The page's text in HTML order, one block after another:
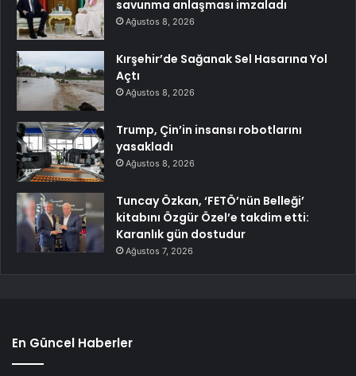
savunma anlaşması imzaladı
Ağustos 8, 2026
Kırşehir’de Sağanak Sel Hasarına Yol
Açtı
Ağustos 8, 2026
Trump, Çin’in insansı robotlarını
yasakladı
Ağustos 8, 2026
Tuncay Özkan, ‘FETÖ’nün Belleği’
kitabını Özgür Özel’e takdim etti:
Karanlık gün dostudur
Ağustos 7, 2026
En Güncel Haberler